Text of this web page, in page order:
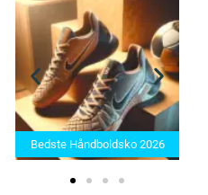
Bedste Håndboldsko 2026